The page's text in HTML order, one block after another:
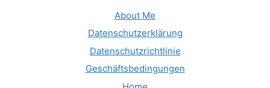
About Me
Datenschutzerklärung
Datenschutzrichtlinie
Geschäftsbedingungen